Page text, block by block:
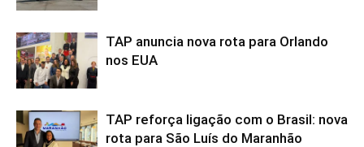
TAP anuncia nova rota para Orlando
nos EUA
TAP reforça ligação com o Brasil: nova
rota para São Luís do Maranhão